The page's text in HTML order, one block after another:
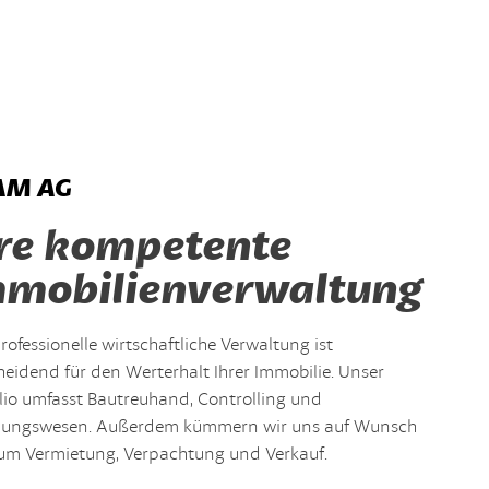
AG
kompetente
wirtschaftliche Verwaltung ist
für den Werterhalt Ihrer Immobilie. Unser
umfasst Bautreuhand, Controlling und
Außerdem kümmern wir uns auf Wunsch
Vermietung, Verpachtung und Verkauf.